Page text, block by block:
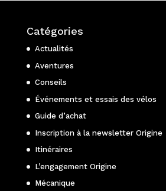
Catégories
Actualités
Aventures
Conseils
Événements et essais des vélos
Guide d’achat
Inscription à la newsletter Origine
Itinéraires
L’engagement Origine
Mécanique